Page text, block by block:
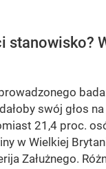
stanowisko?
swój głos
21,4 proc.
w Wielkiej
Załużnego.